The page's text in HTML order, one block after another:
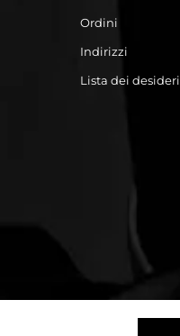
Ordini
Indirizzi
Lista dei desideri